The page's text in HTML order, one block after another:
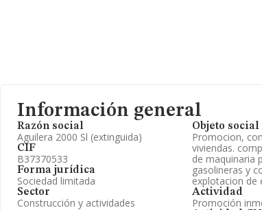
Información general
Razón social
Aguilera 2000 Sl (extinguida)
CIF
B37370533
Forma jurídica
Sociedad limitada
Sector
Construcción y actividades
Objeto social
Promocion,
viviendas.
de maquinaria
gasolineras y
explotacion de
Actividad
Promoción